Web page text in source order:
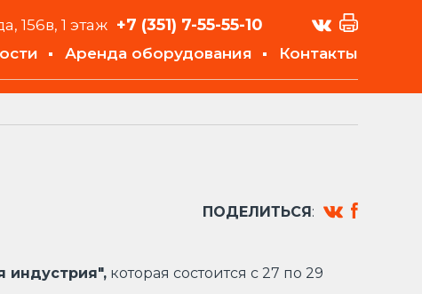
156в, 1 этаж +7 (351) 7-55-55-10
Аренда оборудования Контакты
ПОДЕЛИТЬСЯ:
индустрия", которая состоится с 27 по 29